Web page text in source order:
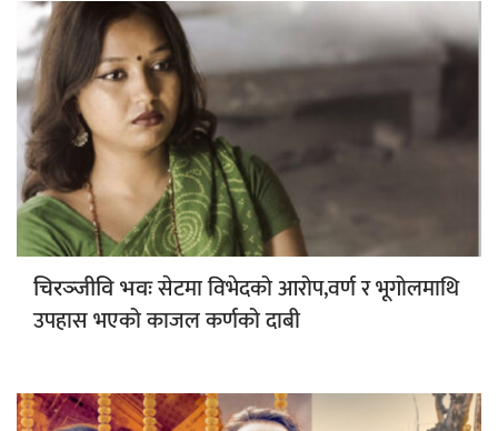
चिरञ्जीवि भवःसेटमा विभेदको आरोप,वर्ण र भूगोलमाथि
उपहास भएको काजल कर्णको दाबी